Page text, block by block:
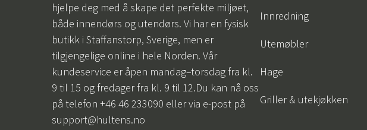
hjelpe deg med å skape det perfekte miljøet,
både innendørs og utendørs. Vi har en fysisk
butikk i Staffanstorp, Sverige, men er
tilgjengelige online i hele Norden. Vår
kundeservice er åpen mandag–torsdag fra kl.
9 til 15 og fredager fra kl. 9 til 12.Du kan nå oss
på telefon +46 46 233090 eller via e-post på
support@hultens.no
Innredning
Utemøbler
Hage
Griller & utekjøkken